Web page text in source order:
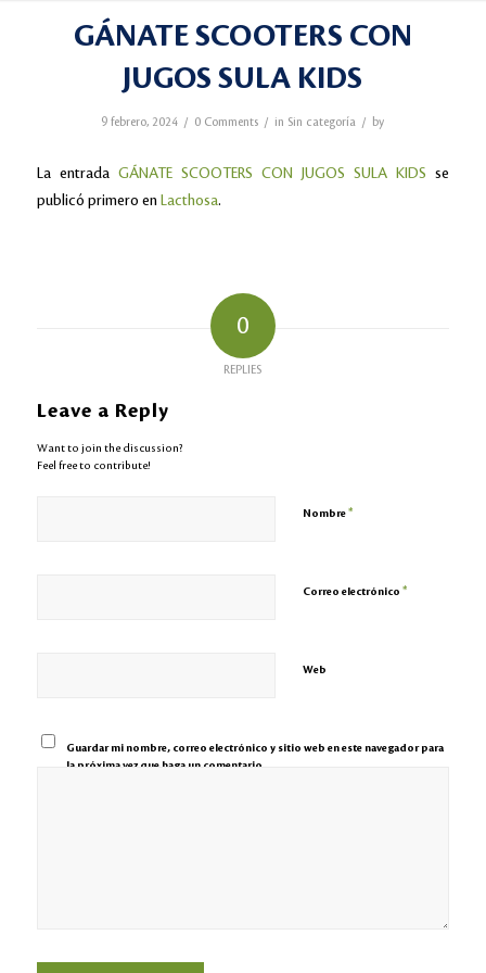
GÁNATE SCOOTERS CON
JUGOS SULA KIDS
9 febrero, 2024 / 0 Comments / in Sin categoría / by
La entrada GÁNATE SCOOTERS CON JUGOS SULA KIDS se
publicó primero en Lacthosa.
0
REPLIES
Leave a Reply
Want to join the discussion?
Feel free to contribute!
Nombre*
Correo electrónico *
Web
Guardar mi nombre, correo electrónico y sitio web en este navegador para
la próxima vez que haga un comentario.